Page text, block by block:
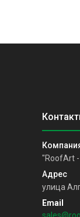
"RoofArt -
улица